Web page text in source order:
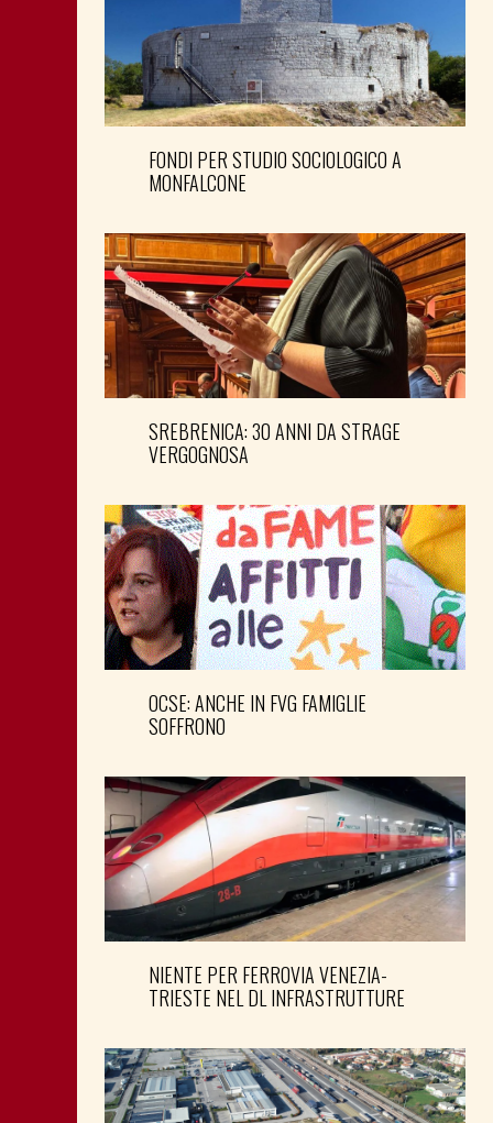
FONDI PER STUDIO SOCIOLOGICO A
MONFALCONE
SREBRENICA: 30 ANNI DA STRAGE
VERGOGNOSA
OCSE: ANCHE IN FVG FAMIGLIE
SOFFRONO
NIENTE PER FERROVIA VENEZIA-
TRIESTE NEL DL INFRASTRUTTURE